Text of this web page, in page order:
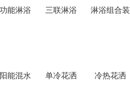
能淋浴 三联淋浴 淋浴组合装
能混水 单冷花洒 冷热花洒